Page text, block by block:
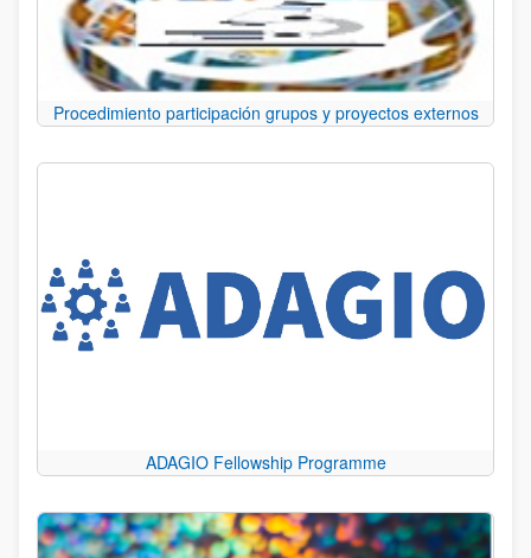
Procedimiento participación grupos y proyectos externos
ADAGIO Fellowship Programme